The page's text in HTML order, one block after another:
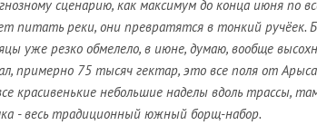
сценарию, как максимум до конца июня по
питать реки, они превратятся в тонкий ручёек.
уже резко обмелело, в июне, думаю, вообще
примерно 75 тысяч гектар, это все поля от
красивенькие небольшие наделы вдоль трассы,
- весь традиционный южный борщ-набор.